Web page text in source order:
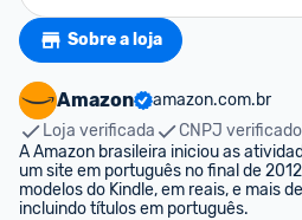
Sobre a loja
Amazon
amazon.com.br
Loja verificada
CNPJ verificado
A Amazon brasileira iniciou as
um site em português no final de
modelos do Kindle, em reais, e mais
incluindo títulos em português.